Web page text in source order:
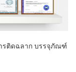
ารติดฉลาก บรรจุภัณฑ์